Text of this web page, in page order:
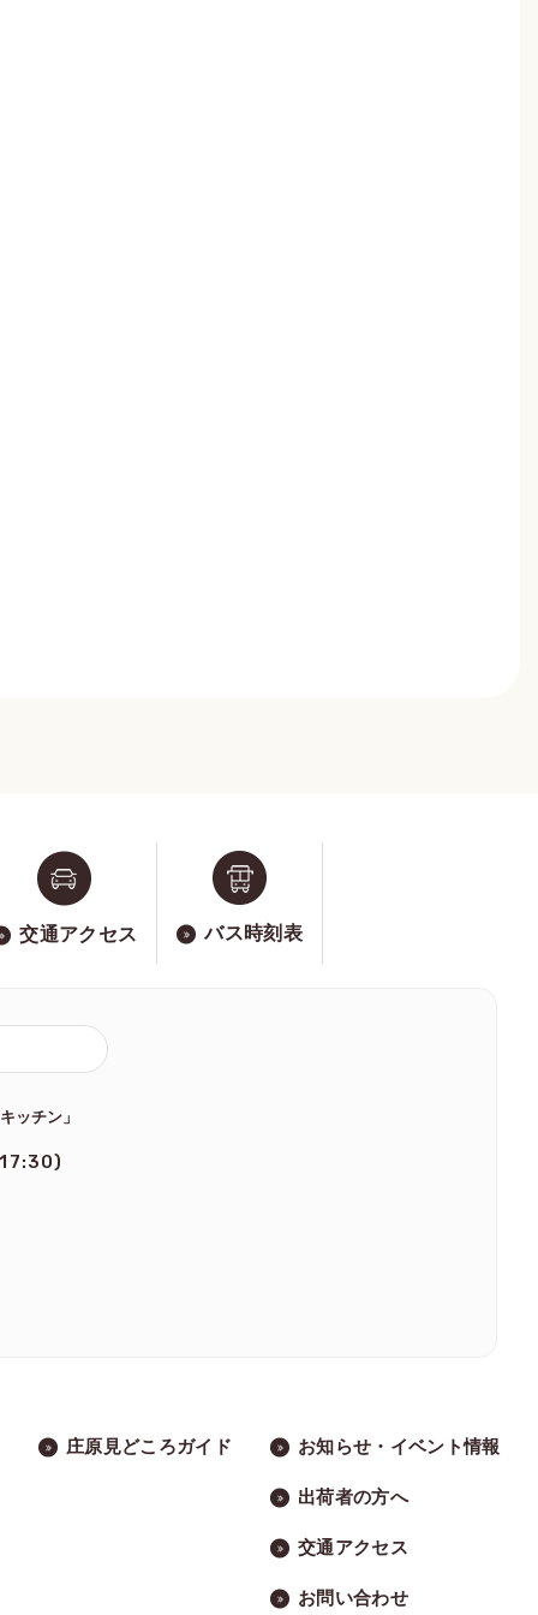
交通アクセス バス時刻表
ッチン」
庄原見どころガイド お知らせ・イベント情報
出荷者の方へ
交通アクセス
お問い合わせ